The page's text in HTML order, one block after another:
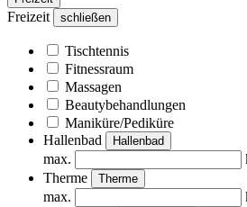
Freizeit schließen
Tischtennis
Fitnessraum
Massagen
Beautybehandlungen
Maniküre/Pediküre
Hallenbad
Hallenbad
max.
Therme
Therme
max.